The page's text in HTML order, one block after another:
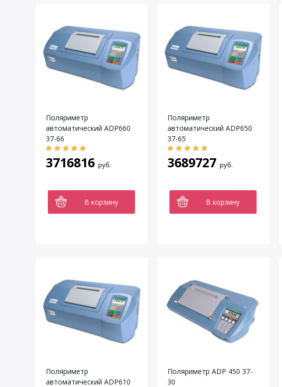
Поляриметр
автоматический ADP660
37-66
3716816 руб.
В корзину
Поляриметр
автоматический ADP650
37-65
3689727 руб.
В корзину
Поляриметр
автоматический ADP610
Поляриметр ADP 450 37-
30